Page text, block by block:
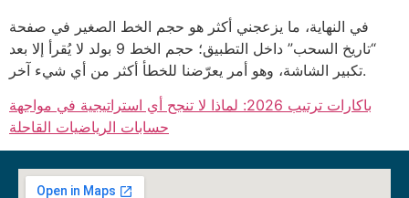
في النهاية، ما يزعجني أكثر هو حجم الخط الصغير في صفحة
“تاريخ السحب” داخل التطبيق؛ حجم الخط 9 بولد لا يُقرأ إلا بعد
تكبير الشاشة، وهو أمر يعرّضنا للخطأ أكثر من أي شيء آخر.
باكارات ترتيب 2026: لماذا لا تنجح أي استراتيجية في مواجهة
حسابات الرياضيات القاحلة